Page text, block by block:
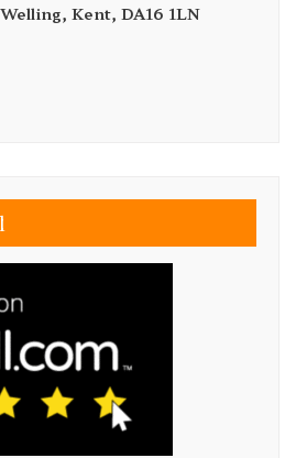
Kent, DA16 1LN